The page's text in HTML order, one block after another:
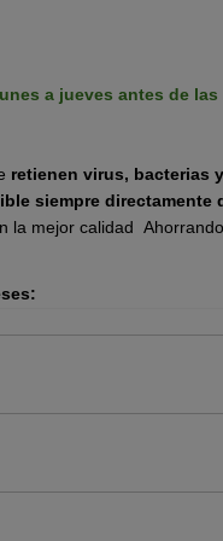
a jueves antes de las
retienen virus, bacterias
siempre directamente
la mejor calidad
partículas sólidas
como pesticidas y
es un carbón sólido creado